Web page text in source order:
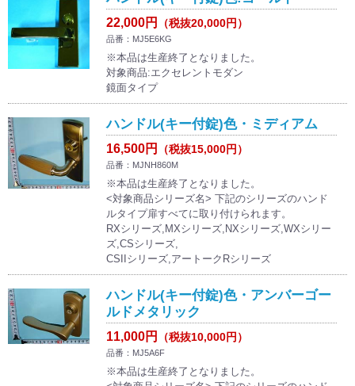
22,000円 （税抜20,000円）
品番：MJ5E6KG
※本品は生産終了となりました。
対象商品:エクセレントモダン
鏡面タイプ
ハンドル(キー付錠)色・ミディアム
16,500円 （税抜15,000円）
品番：MJNH860M
※本品は生産終了となりました。
<対象商品シリーズ名> 下記のシリーズのハンド
ルタイプ扉すべてに取り付けられます。
RXシリーズ,MXシリーズ,NXシリーズ,WXシリー
ズ,CSシリーズ,
CSIIシリーズ,アートークRシリーズ
ハンドル(キー付錠)色・アンバーゴー
ルドメタリック
11,000円 （税抜10,000円）
品番：MJ5A6F
※本品は生産終了となりました。